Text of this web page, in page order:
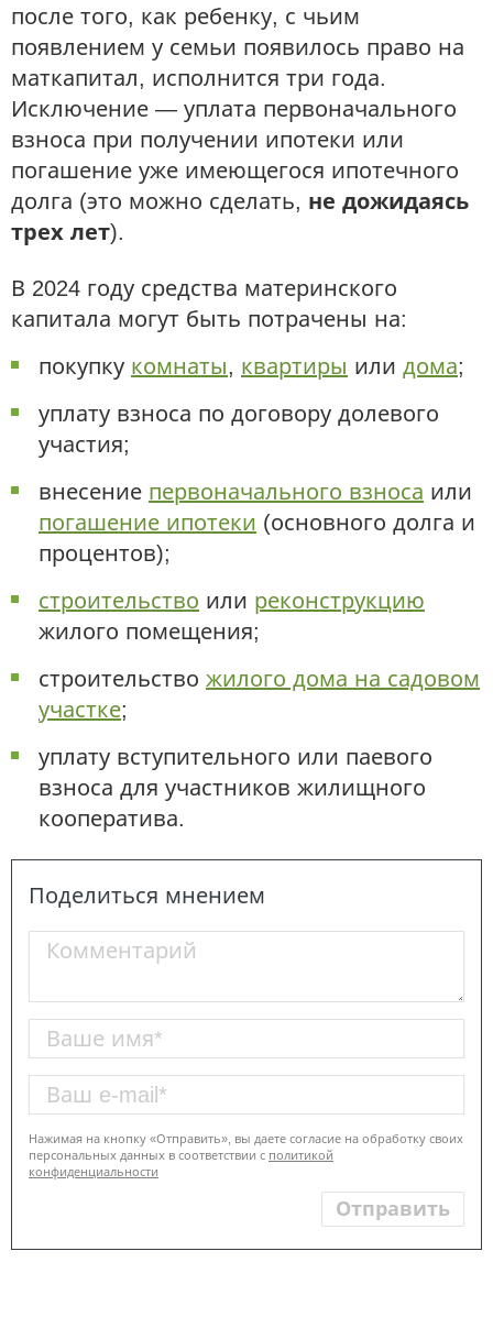
после того, как ребенку, с чьим
появлением у семьи появилось право на
маткапитал, исполнится три года.
Исключение — уплата первоначального
взноса при получении ипотеки или
погашение уже имеющегося ипотечного
долга (это можно сделать, не дожидаясь
трех лет).
В 2024 году средства материнского
капитала могут быть потрачены на:
покупку комнаты, квартиры или дома;
уплату взноса по договору долевого
участия;
внесение первоначального взноса или
погашение ипотеки (основного долга и
процентов);
строительство или реконструкцию
жилого помещения;
строительство жилого дома на садовом
участке;
уплату вступительного или паевого
взноса для участников жилищного
кооператива.
Поделиться мнением
Нажимая на кнопку «Отправить», вы даете согласие на обработку своих
персональных данных в соответствии с политикой
конфиденциальности